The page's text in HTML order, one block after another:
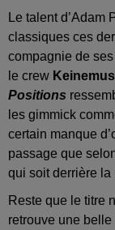
Le talent d’Adam
classiques ces
compagnie de
le crew
Positions
les gimmick
certain manque
passage que
qui soit derrière
Reste que le titre
retrouve une